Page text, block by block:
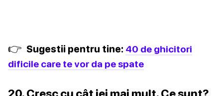
👉 Sugestii pentru tine: 40 de ghicitori
dificile care te vor da pe spate